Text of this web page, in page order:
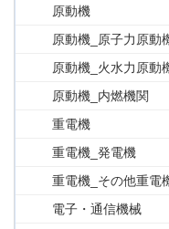
原動機
原動機_原子力原動
原動機_火水力原動
原動機_内燃機関
重電機
重電機_発電機
重電機_その他重電
電子・通信機械